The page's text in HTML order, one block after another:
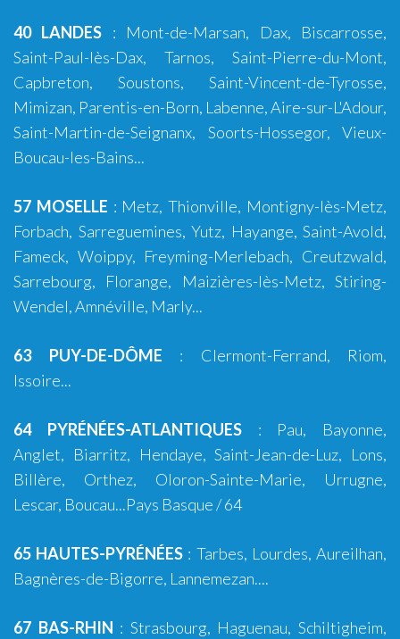
40 LANDES : Mont-de-Marsan, Dax, Biscarrosse,
Saint-Paul-lès-Dax, Tarnos, Saint-Pierre-du-Mont,
Capbreton, Soustons, Saint-Vincent-de-Tyrosse,
Mimizan, Parentis-en-Born, Labenne,Aire-sur-L'Adour,
Saint-Martin-de-Seignanx, Soorts-Hossegor, Vieux-
Boucau-les-Bains...
57 MOSELLE : Metz,Thionville, Montigny-lès-Metz,
Forbach, Sarreguemines, Yutz, Hayange, Saint-Avold,
Fameck, Woippy, Freyming-Merlebach, Creutzwald,
Sarrebourg, Florange, Maizières-lès-Metz, Stiring-
Wendel, Amnéville, Marly...
63 PUY-DE-DÔME : Clermont-Ferrand, Riom,
Issoire...
64 PYRÉNÉES-ATLANTIQUES: Pau, Bayonne,
Anglet, Biarritz, Hendaye,Saint-Jean-de-Luz, Lons,
Billère, Orthez, Oloron-Sainte-Marie, Urrugne,
Lescar, Boucau...Pays Basque/ 64
65 HAUTES-PYRÉNÉES : Tarbes, Lourdes, Aureilhan,
Bagnères-de-Bigorre, Lannemezan....
67 BAS-RHIN : Strasbourg, Haguenau,Schiltigheim,